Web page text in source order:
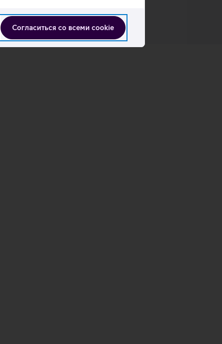
Согласиться со всеми cookie